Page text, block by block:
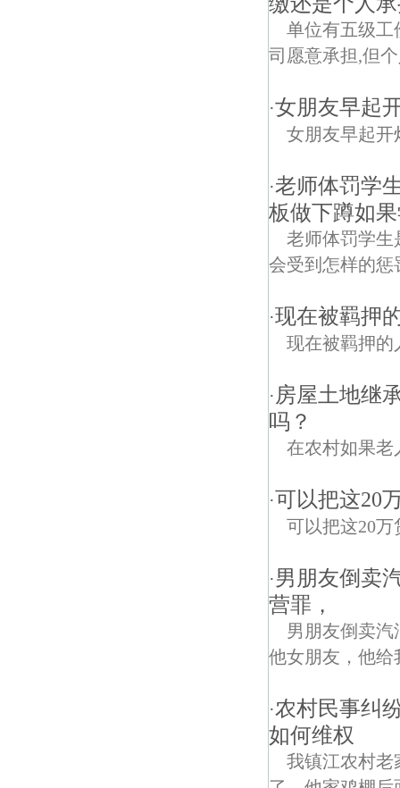
单位有五级工
司愿意承担,但
·女朋友早起
女朋友早起开
·老师体罚学
板做下蹲如
老师体罚学生
会受到怎样的惩
·现在被羁押
现在被羁押的
· 房屋土地继
吗？
在农村如果老
·可以把这20
可以把这20
·男朋友倒卖
营罪，
男朋友倒卖
他女朋友，他给
·农村民事纠
如何维权
我镇江农村老